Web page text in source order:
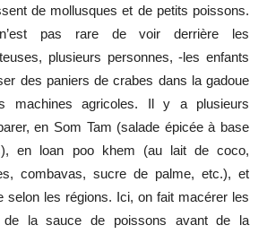
de mollusques et de petits poissons.
pas rare de voir derrière les
plusieurs personnes, -les enfants
des paniers de crabes dans la gadoue
machines agricoles. Il y a plusieurs
en Som Tam (salade épicée à base
en loan poo khem (au lait de coco,
combavas, sucre de palme, etc.), et
selon les régions. Ici, on fait macérer les
la sauce de poissons avant de la